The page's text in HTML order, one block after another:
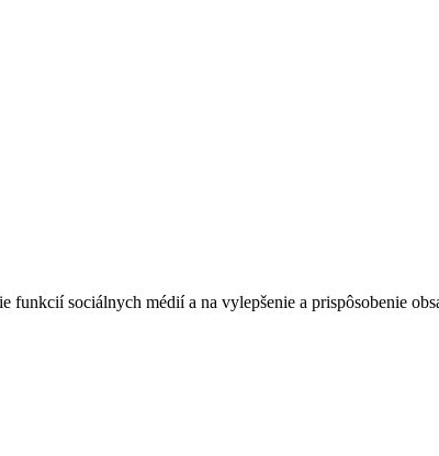
sociálnych médií a na vylepšenie a prispôsobenie